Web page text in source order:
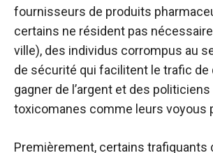
fournisseurs de produits
certains ne résident pas
ville), des individus corrompus au
de sécurité qui facilitent le trafic de
gagner de l’argent et des
toxicomanes comme leurs voyous
Premièrement, certains trafiquants